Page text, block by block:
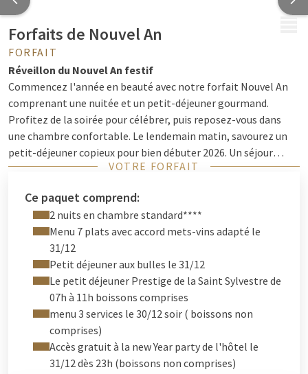
Forfaits de Nouvel An
FORFAIT
Réveillon du Nouvel An festif
Commencez l'année en beauté avec notre forfait Nouvel An
comprenant une nuitée et un petit-déjeuner gourmand.
Profitez de la soirée pour célébrer, puis reposez-vous dans
une chambre confortable. Le lendemain matin, savourez un
petit-déjeuner copieux pour bien débuter 2026. Un séjour
festif et relaxant pour démarrer la nouvelle année sous le
VOTRE FORFAIT
Ce paquet comprend:
2 nuits en chambre standard****
Menu 7 plats avec accord mets-vins adapté le
31/12
Petit déjeuner aux bulles le 31/12
Le petit déjeuner Prestige de la Saint Sylvestre de
07h à 11h boissons comprises
menu 3 services le 30/12 soir ( boissons non
comprises)
Accès gratuit à la new Year party de l'hôtel le
31/12 dès 23h (boissons non comprises)